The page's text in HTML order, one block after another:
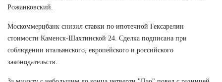
Рожанковский.
Москоммерцбанк снизил ставки по ипотечной Гексарелин
стоимости Каменск-Шахтинской 24. Сделка подписана при
соблюдении итальянского, европейского и российского
законодательств.